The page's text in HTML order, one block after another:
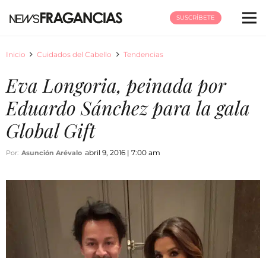
SUSCRÍBETE
Inicio Cuidados del Cabello Tendencias
Eva Longoria, peinada por
Eduardo Sánchez para la gala
Global Gift
Por: Asunción Arévalo abril 9, 2016 | 7:00 am